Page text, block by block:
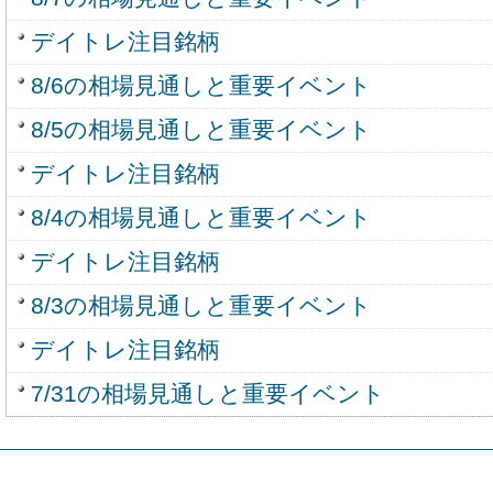
デイトレ注目銘柄
8/6の相場見通しと重要イベント
8/5の相場見通しと重要イベント
デイトレ注目銘柄
8/4の相場見通しと重要イベント
デイトレ注目銘柄
8/3の相場見通しと重要イベント
デイトレ注目銘柄
7/31の相場見通しと重要イベント